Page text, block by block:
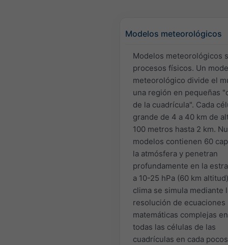
Modelos meteorológicos
Modelos meteorológicos
procesos físicos. Un
meteorológico divide el
una región en pequeñas
de la cuadrícula". Cada
grande de 4 a 40 km de
100 metros hasta 2 km.
modelos contienen 60
la atmósfera y penetran
profundamente en la
a 10-25 hPa (60 km
clima se simula mediante
resolución de ecuaciones
matemáticas complejas
todas las células de las
cuadrículas en cada pocos